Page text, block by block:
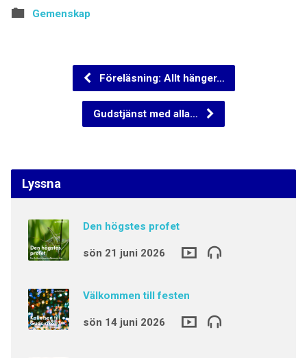
Gemenskap
Föreläsning: Allt hänger…
Gudstjänst med alla…
Lyssna
Den högstes profet
sön 21 juni 2026
Välkommen till festen
sön 14 juni 2026